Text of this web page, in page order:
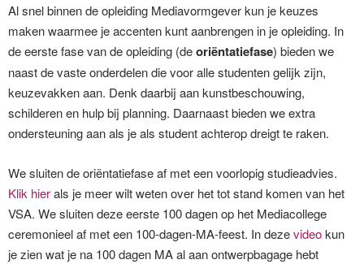
Al snel binnen de opleiding Mediavormgever kun je keuzes
maken waarmee je accenten kunt aanbrengen in je opleiding. In
de eerste fase van de opleiding (deoriëntatiefase) bieden we
naast de vaste onderdelen die voor alle studenten gelijk zijn,
keuzevakken aan. Denk daarbij aan kunstbeschouwing,
schilderen en hulp bij planning. Daarnaast bieden we extra
ondersteuning aan als je als student achterop dreigt te raken.
We sluiten de oriëntatiefase af met een voorlopig studieadvies.
Klik hierals je meer wilt weten over het tot stand komen van het
VSA. We sluiten deze eerste 100 dagen op het Mediacollege
ceremonieel af met een 100-dagen-MA-feest. In dezevideokun
je zien wat je na 100 dagen MA al aan ontwerpbagage hebt